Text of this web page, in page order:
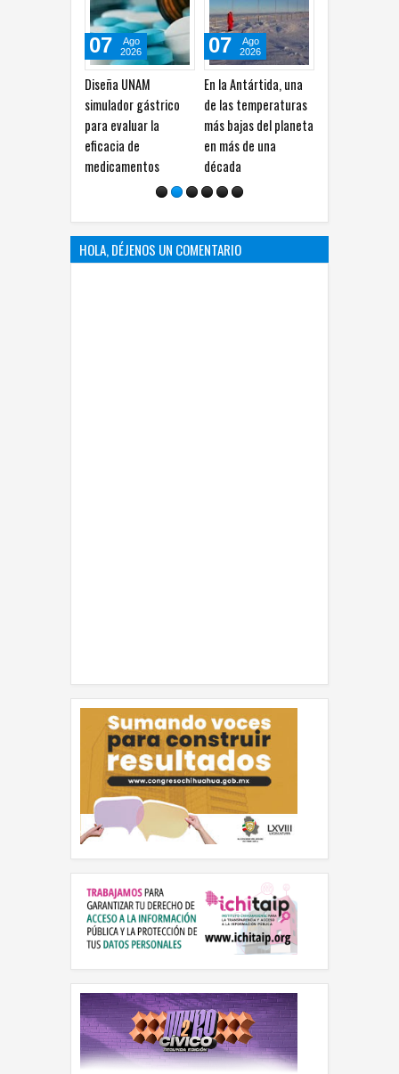
Diseña UNAM
simulador gástrico
para evaluar la
eficacia de
medicamentos
En la Antártida, una
de las temperaturas
más bajas del planeta
en más de una
década
07
2026
Usan IA para crear
virus completamente
nuevos, advierten
científicos
07
Ago
2026
HOLA, DÉJENOS UN COMENTARIO